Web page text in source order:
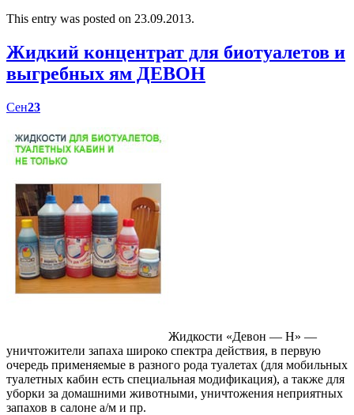
This entry was posted on 23.09.2013.
Жидкий концентрат для биотуалетов и
выгребных ям ДЕВОН
Сен23
Жидкости «Девон — Н» —
уничтожители запаха широко спектра действия, в первую
очередь применяемые в разного рода туалетах (для мобильных
туалетных кабин есть специальная модификация), а также для
уборки за домашними животными, уничтожения неприятных
запахов в салоне а/м и пр.